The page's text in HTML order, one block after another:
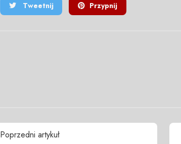
Tweetnij Przypnij
Poprzedni artykuł